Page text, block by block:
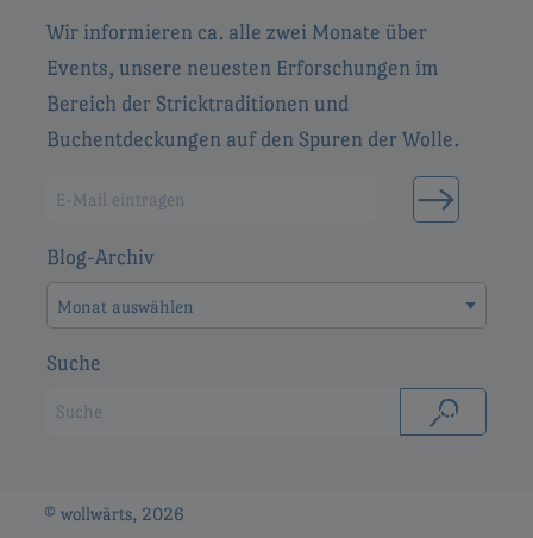
Wir informieren ca. alle zwei Monate über
Events, unsere neuesten Erforschungen im
Bereich der Stricktraditionen und
Buchentdeckungen auf den Spuren der Wolle.
Blog-Archiv
Blog-
Archiv
Suche
© wollwärts, 2026